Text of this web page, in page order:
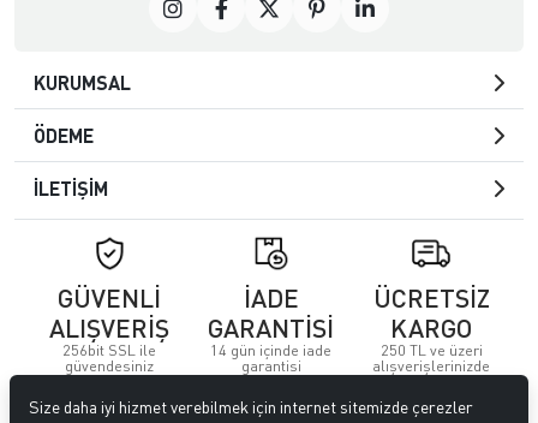
KURUMSAL
ÖDEME
İLETİŞİM
GÜVENLİ
ALIŞVERİŞ
256bit SSL ile
güvendesiniz
İADE
GARANTİSİ
14 gün içinde iade
garantisi
ÜCRETSİZ
KARGO
250 TL ve üzeri
alışverişlerinizde
© 2023Özkervan AVM. Tüm hakları saklıdır.
Size daha iyi hizmet verebilmek için internet sitemizde çerezler